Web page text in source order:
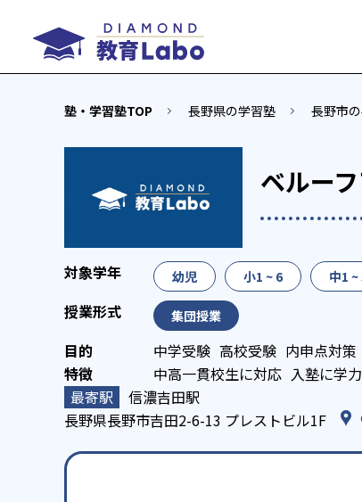
塾・学習塾TOP 長野県の学習塾 長野市
ベルー
幼児 小1 ~ 6 中1 ~
集団授業
中学受験 高校受験 内申点対策
中高一貫校生に対応 入塾に学
信濃吉田駅
長野県長野市吉田2-6-13 プレストビル1F